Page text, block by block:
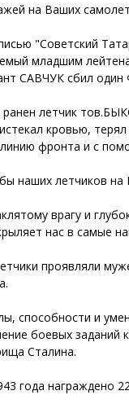
на Ваших
"Советский
младшим
САВЧУК сбил один
летчик
истекал кровью,
фронта и с
наших летчиков
врагу и
нас в самые
проявляли
способности и
боевых заданий
Сталина.
года награждено